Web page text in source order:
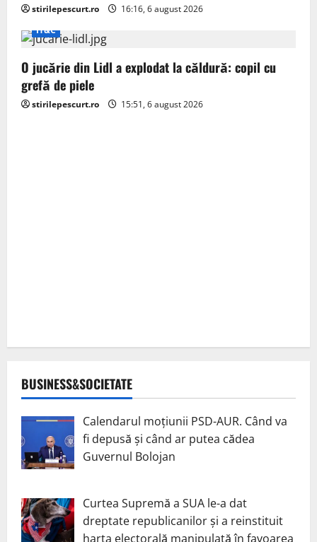
stirilepescurt.ro
16:16, 6 august 2026
IT&C
O jucărie din Lidl a explodat la căldură: copil cu
grefă de piele
stirilepescurt.ro 15:51, 6 august 2026
BUSINESS&SOCIETATE
Calendarul moțiunii PSD-AUR. Când va
fi depusă și când ar putea cădea
Guvernul Bolojan
Curtea Supremă a SUA le-a dat
dreptate republicanilor și a reinstituit
harta electorală manipulată în favoarea